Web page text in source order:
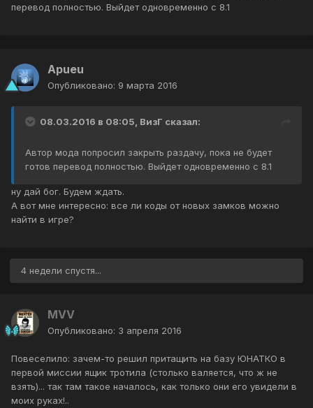
перевод полностью. Выйдет одновременно с 8.1
Apueu
Опубликовано: 9 марта 2016
08.03.2016 в 08:05, ВизГ сказал:
Автор мода попросил закрыть раздачу, пока не будет
готов перевод полностью. Выйдет одновременно с 8.1
ну дай бог. Будем ждать.
А вот мне интересно: все ли коды от новых замков можно
найти в игре?
4 недели спустя...
MVV
Опубликовано: 3 апреля 2016
Повеселило: зачем-то решил притащить на базу ЮНАТКО в
первой миссии ящик тротила (столько валяется, что ж не
взять)... так там такое началось, как только они его увидели в
моих руках!..